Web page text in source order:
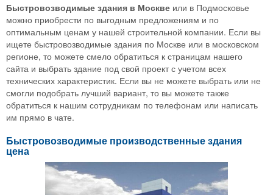
Быстровозводимые здания в Москве или в Подмосковье
можно приобрести по выгодным предложениям и по
оптимальным ценам у нашей строительной компании. Если вы
ищете быстровозводимые здания по Москве или в московском
регионе, то можете смело обратиться к страницам нашего
сайта и выбрать здание под свой проект с учетом всех
технических характеристик. Если вы не можете выбрать или не
смогли подобрать лучший вариант, то вы можете также
обратиться к нашим сотрудникам по телефонам или написать
им прямо в чате.
Быстровозводимые производственные здания
цена